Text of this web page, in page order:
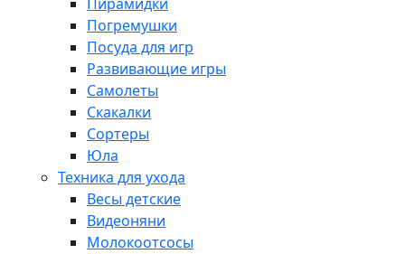
Погремушки
Посуда для игр
Развивающие игры
Самолеты
Скакалки
Сортеры
Юла
Техника для ухода
Весы детские
Видеоняни
Молокоотсосы